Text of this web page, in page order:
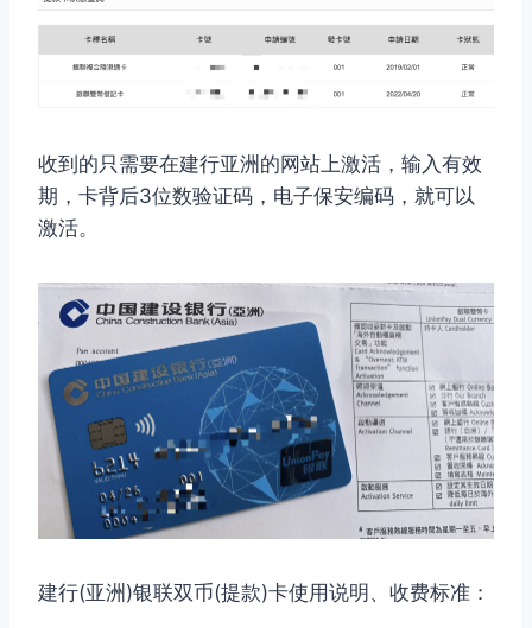
收到的只需要在建行亚洲的网站上激活，输入有效
期，卡背后3位数验证码，电子保安编码，就可以
激活。
建行(亚洲)银联双币(提款)卡使用说明、收费标准：